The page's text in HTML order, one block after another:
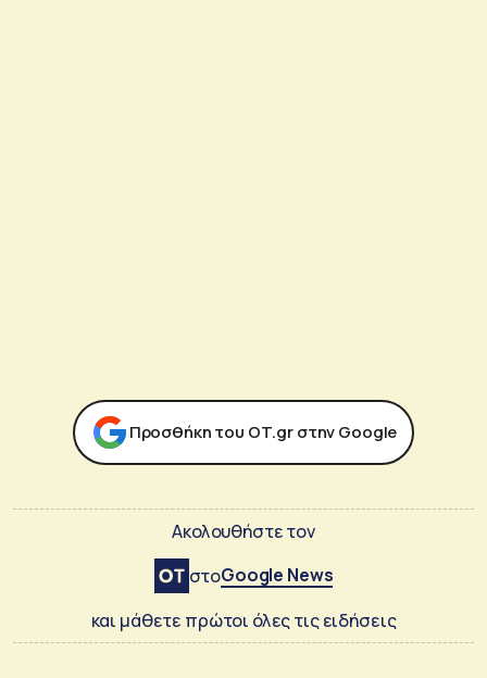
Προσθήκη του ΟΤ.gr στην Google
Ακολουθήστε τον
στοGoogle News
και μάθετε πρώτοι όλες τις ειδήσεις